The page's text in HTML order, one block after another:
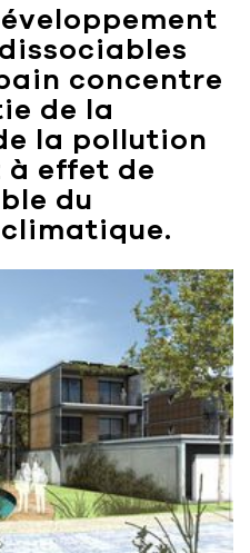
concentre
de la
la pollution
effet de
du
et designer
en aménagement
de services et